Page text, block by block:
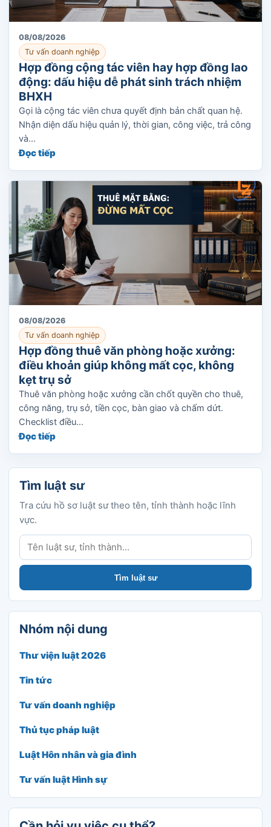
08/08/2026
Tư vấn doanh nghiệp
Hợp đồng cộng tác viên hay hợp đồng lao
động: dấu hiệu dễ phát sinh trách nhiệm
BHXH
Gọi là cộng tác viên chưa quyết định bản chất quan hệ.
Nhận diện dấu hiệu quản lý, thời gian, công việc, trả công
và...
Đọc tiếp
08/08/2026
Tư vấn doanh nghiệp
Hợp đồng thuê văn phòng hoặc xưởng:
điều khoản giúp không mất cọc, không
kẹt trụ sở
Thuê văn phòng hoặc xưởng cần chốt quyền cho thuê,
công năng, trụ sở, tiền cọc, bàn giao và chấm dứt.
Checklist điều...
Đọc tiếp
Tìm luật sư
Tra cứu hồ sơ luật sư theo tên, tỉnh thành hoặc lĩnh
vực.
Tìm luật sư
Tìm luật sư
Nhóm nội dung
Thư viện luật 2026
Tin tức
Tư vấn doanh nghiệp
Thủ tục pháp luật
Luật Hôn nhân và gia đình
Tư vấn luật Hình sự